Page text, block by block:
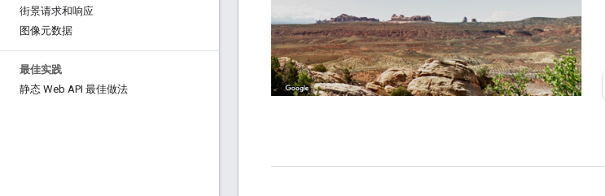
街景请求和响应
图像元数据
最佳实践
静态 Web API 最佳做法